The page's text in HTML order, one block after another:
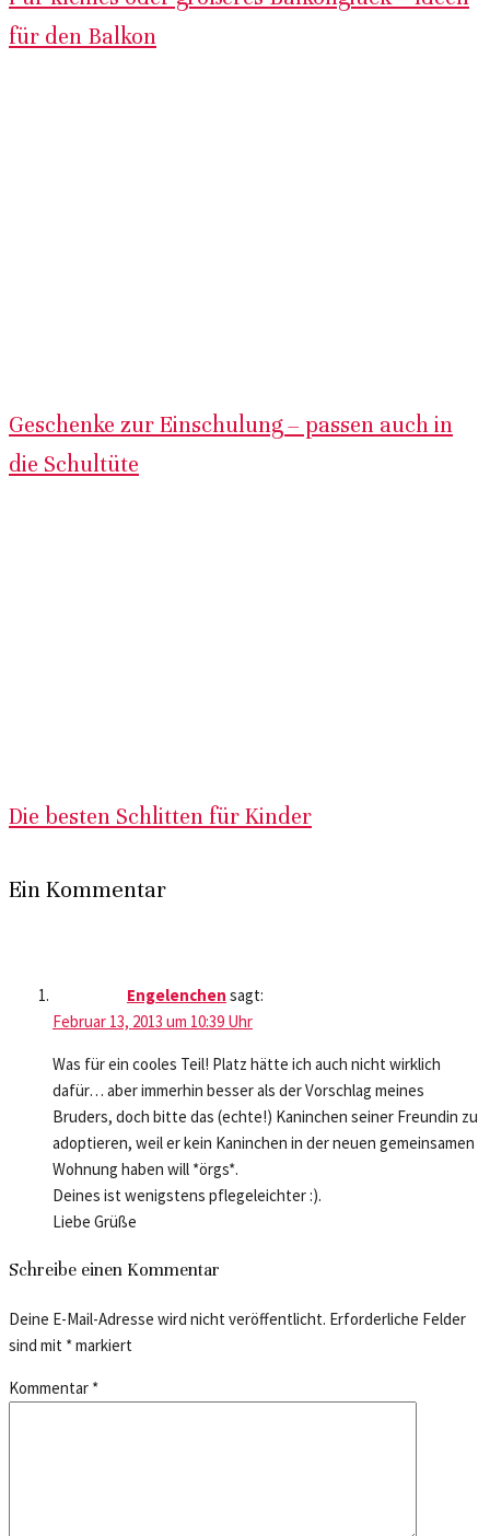
für den Balkon
Geschenke zur Einschulung – passen auch in
die Schultüte
Die besten Schlitten für Kinder
Ein Kommentar
Engelenchen sagt:
Februar 13, 2013 um 10:39 Uhr
Was für ein cooles Teil! Platz hätte ich auch nicht wirklich
dafür… aber immerhin besser als der Vorschlag meines
Bruders, doch bitte das (echte!) Kaninchen seiner Freundin zu
adoptieren, weil er kein Kaninchen in der neuen gemeinsamen
Wohnung haben will *örgs*.
Deines ist wenigstens pflegeleichter :).
Liebe Grüße
Schreibe einen Kommentar
Deine E-Mail-Adresse wird nicht veröffentlicht. Erforderliche Felder
sind mit *markiert
Kommentar *